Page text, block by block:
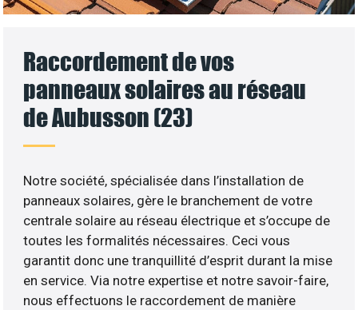
Raccordement de vos
panneaux solaires au réseau
de Aubusson (23)
Notre société, spécialisée dans l’installation de
panneaux solaires, gère le branchement de votre
centrale solaire au réseau électrique et s’occupe de
toutes les formalités nécessaires. Ceci vous
garantit donc une tranquillité d’esprit durant la mise
en service. Via notre expertise et notre savoir-faire,
nous effectuons le raccordement de manière